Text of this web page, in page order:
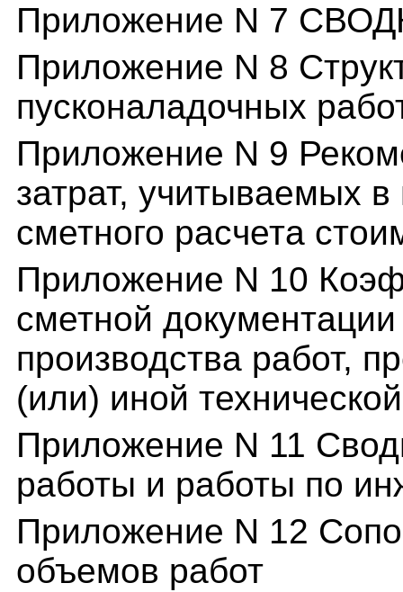
Приложение N 7
Приложение N 8
пусконаладочных
Приложение N 9
затрат, учитываемых в
сметного расчета
Приложение N 10
сметной
производства работ,
(или) иной
Приложение N 11
работы и работы по
Приложение N 12
объемов работ